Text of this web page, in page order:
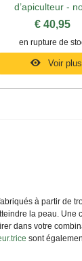
d’apiculteur -
€ 40,95
en rupture de
Voir plus
à partir de
la peau. Une
dans votre
sont